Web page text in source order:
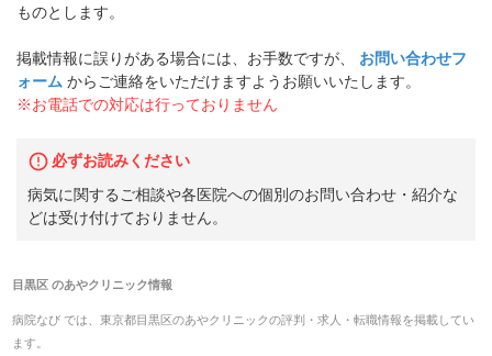
ものとします。
掲載情報に誤りがある場合には、お手数ですが、
お問い合わせフ
ォーム からご連絡をいただけますようお願いいたします。
※お電話での対応は行っておりません
必ずお読みください
病気に関するご相談や各医院への個別のお問い合わせ・紹介な
どは受け付けておりません。
目黒区 のあやクリニック情報
病院なび では、 東京都目黒区のあやクリニックの評判・求人・転職情報を掲載してい
ます。